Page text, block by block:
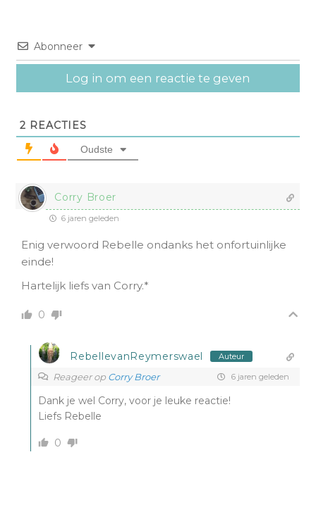
Abonneer
Log in om een reactie te geven
2 REACTIES
Oudste
Corry Broer
6 jaren geleden
Enig verwoord Rebelle ondanks het onfortuinlijke
einde!
Hartelijk liefs van Corry.*
0
RebellevanReymerswael Auteur
Reageer op Corry Broer 6 jaren geleden
Dank je wel Corry, voor je leuke reactie!
Liefs Rebelle
0